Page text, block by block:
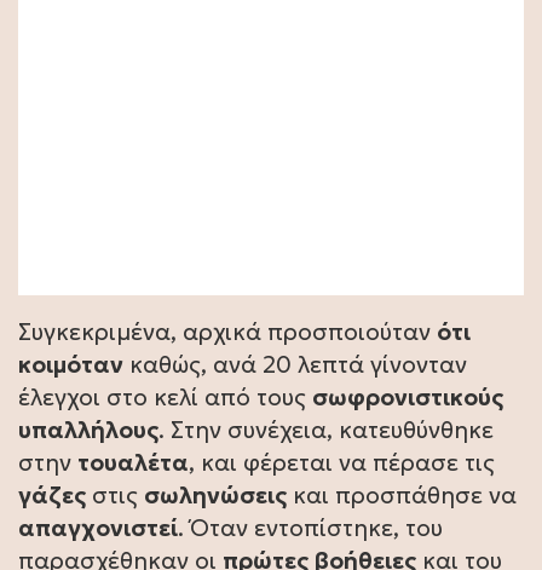
Συγκεκριμένα, αρχικά προσποιούταν ότι
κοιμόταν καθώς, ανά 20 λεπτά γίνονταν
έλεγχοι στο κελί από τους σωφρονιστικούς
υπαλλήλους. Στην συνέχεια, κατευθύνθηκε
στην τουαλέτα, και φέρεται να πέρασε τις
γάζες στις σωληνώσεις και προσπάθησε να
απαγχονιστεί. Όταν εντοπίστηκε, του
παρασχέθηκαν οι πρώτες βοήθειες και του